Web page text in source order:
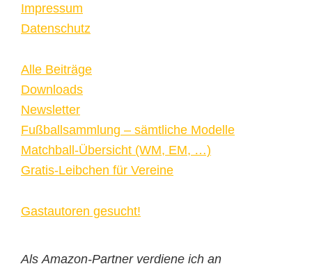
Impressum
Datenschutz
Alle Beiträge
Downloads
Newsletter
Fußballsammlung – sämtliche Modelle
Matchball-Übersicht (WM, EM, …)
Gratis-Leibchen für Vereine
Gastautoren gesucht!
Als Amazon-Partner verdiene ich an